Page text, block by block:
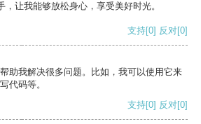
让我能够放松身心，享受美好时光。
支持[0] 反对[0]
助我解决很多问题。比如，我可以使用它来
代码等。
支持[0] 反对[0]